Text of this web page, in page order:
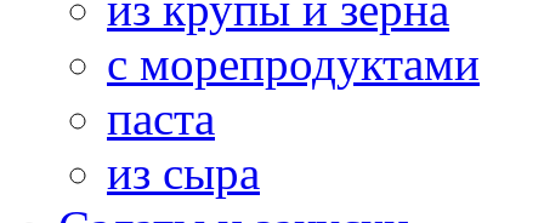
с морепродуктами
паста
из сыра